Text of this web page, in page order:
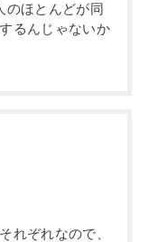
のほとんどが同
るんじゃないか
れぞれなので、